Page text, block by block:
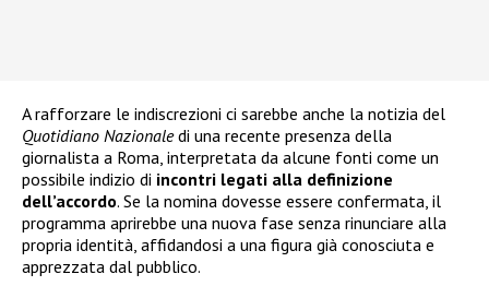
A rafforzare le indiscrezioni ci sarebbe anche la notizia del
Quotidiano Nazionaledi una recente presenza della
giornalista a Roma, interpretata da alcune fonti come un
possibile indizio di incontri legati alla definizione
dell’accordo. Se la nomina dovesse essere confermata, il
programma aprirebbe una nuova fase senza rinunciare alla
propria identità, affidandosi a una figura già conosciuta e
apprezzata dal pubblico.